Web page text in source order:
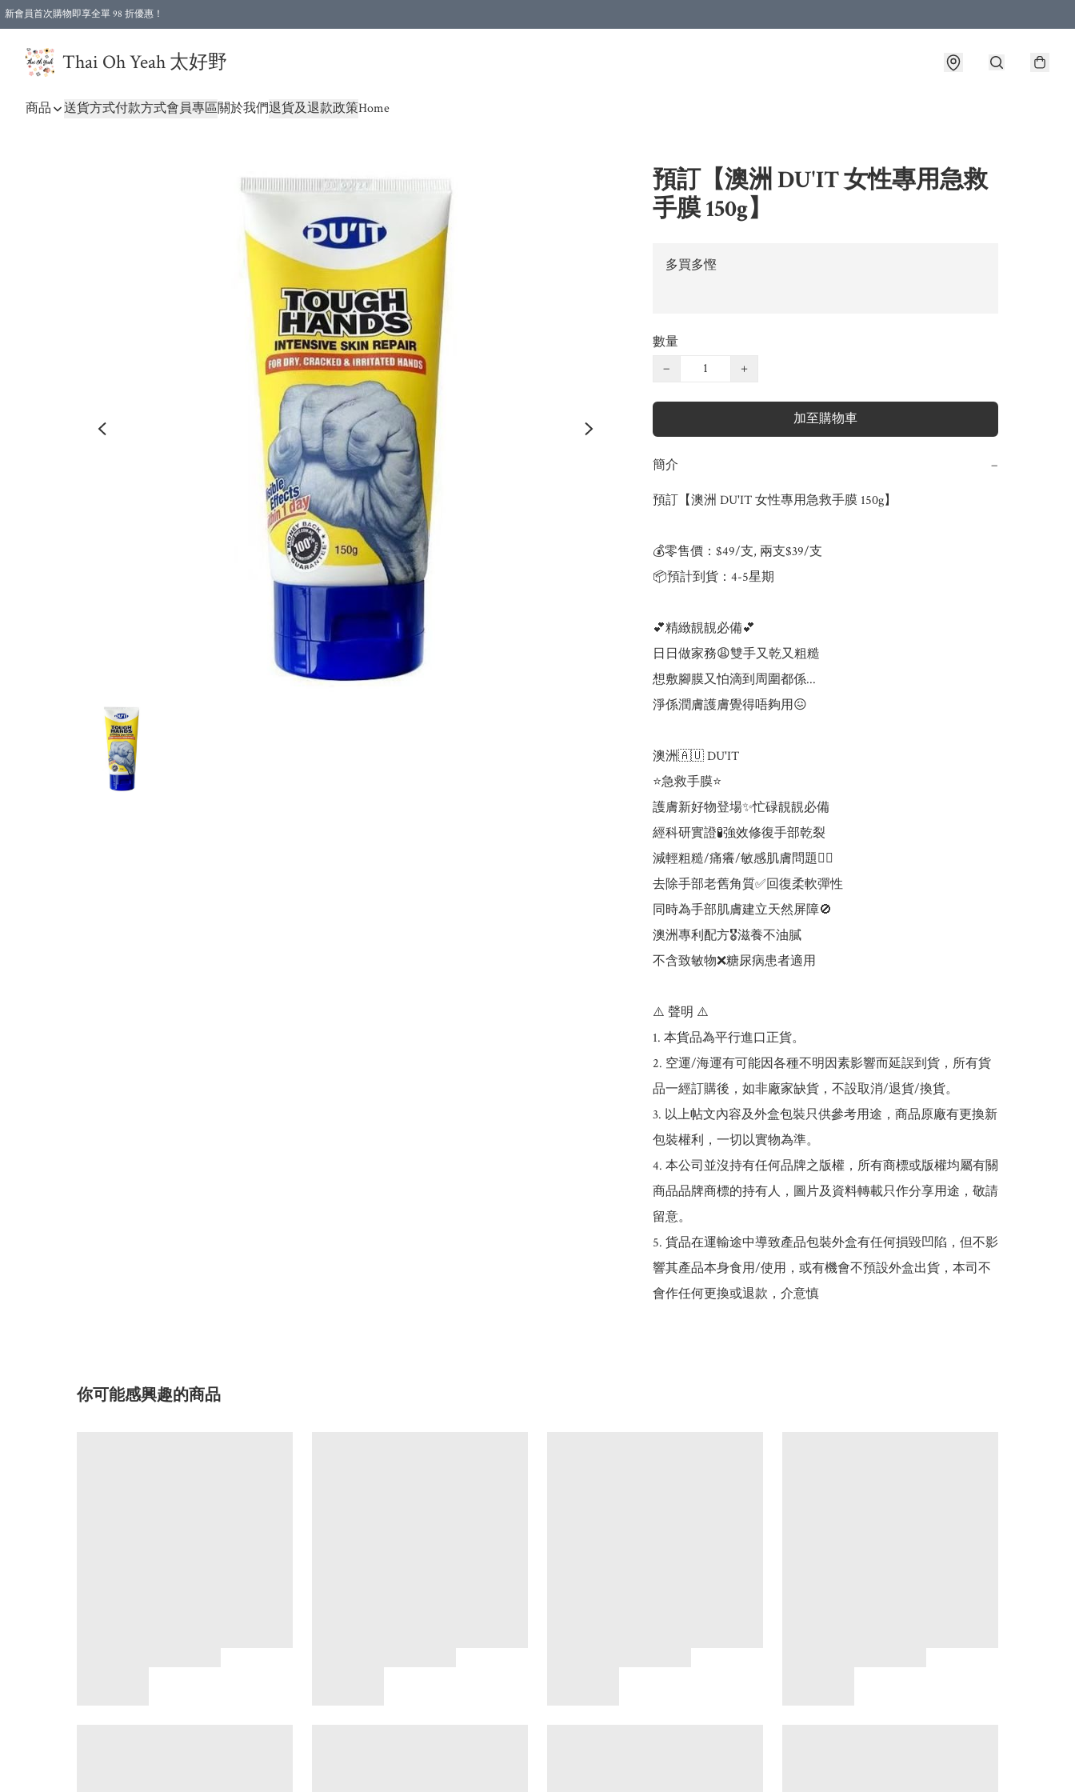
新會員首次購物即享全單 98 折優惠！
Thai Oh Yeah 太好野
商品 送貨方式付款方式會員專區關於我們退貨及退款政策Home
預訂【澳洲 DU'IT 女性專用急救
手膜 150g】
多買多慳
數量
−
+
加至購物車
簡介 −
預訂【澳洲 DU'IT 女性專用急救手膜 150g】
💰零售價：$49/支, 兩支$39/支
📦預計到貨：4-5星期
💕精緻靚靚必備💕
日日做家務😩雙手又乾又粗糙
想敷腳膜又怕滴到周圍都係...
淨係潤膚護膚覺得唔夠用😖
澳洲🇦🇺 DU'IT
⭐急救手膜⭐
護膚新好物登場✨忙碌靚靚必備
經科研實證🧪強效修復手部乾裂
減輕粗糙/痛癢/敏感肌膚問題👍🏼
去除手部老舊角質✅回復柔軟彈性
同時為手部肌膚建立天然屏障🚫
澳洲專利配方🎖️滋養不油膩
不含致敏物❌糖尿病患者適用
⚠️ 聲明 ⚠️
1. 本貨品為平行進口正貨。
2. 空運/海運有可能因各種不明因素影響而延誤到貨，所有貨
品一經訂購後，如非廠家缺貨，不設取消/退貨/換貨。
3. 以上帖文內容及外盒包裝只供參考用途，商品原廠有更換新
包裝權利，一切以實物為準。
4. 本公司並沒持有任何品牌之版權，所有商標或版權均屬有關
商品品牌商標的持有人，圖片及資料轉載只作分享用途，敬請
留意。
5. 貨品在運輸途中導致產品包裝外盒有任何損毀凹陷，但不影
響其產品本身食用/使用，或有機會不預設外盒出貨，本司不
會作任何更換或退款，介意慎
你可能感興趣的商品